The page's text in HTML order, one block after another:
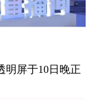
明屏于10日晚正